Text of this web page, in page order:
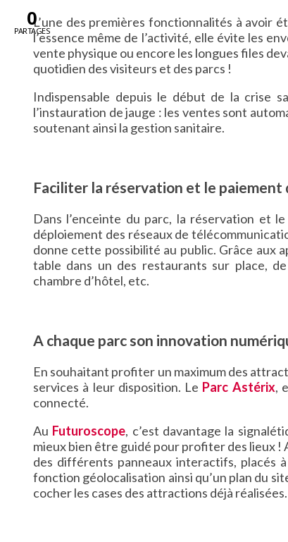
L’une des premières fonctionnalités à avoir
l’essence même de l’activité, elle évite les
vente physique ou encore les longues files
quotidien des visiteurs et des parcs !
Indispensable depuis le début de la crise
l’instauration de jauge : les ventes sont
soutenant ainsi la gestion sanitaire.
Faciliter la réservation et le paiement
Dans l’enceinte du parc, la réservation et
déploiement des réseaux de
donne cette possibilité au public. Grâce aux
table dans un des restaurants sur place,
chambre d’hôtel, etc.
A chaque parc son innovation
En souhaitant profiter un maximum des
services à leur disposition. Le Parc Astérix,
connecté.
Au Futuroscope, c’est davantage la
mieux bien être guidé pour profiter des lieux !
des différents panneaux interactifs, placés
fonction géolocalisation ainsi qu’un plan du
cocher les cases des attractions déjà réalisées.
0
PARTAGES